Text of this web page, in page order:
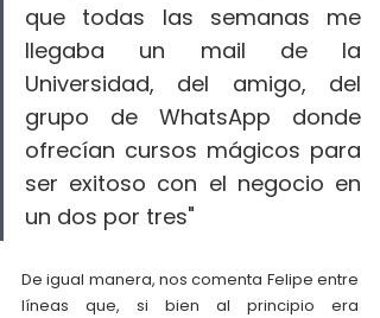
que todas las semanas me
llegaba un mail de la
Universidad, del amigo, del
grupo de WhatsApp donde
ofrecían cursos mágicos para
ser exitoso con el negocio en
un dos por tres"
De igual manera, nos comenta Felipe entre
líneas que, si bien al principio era